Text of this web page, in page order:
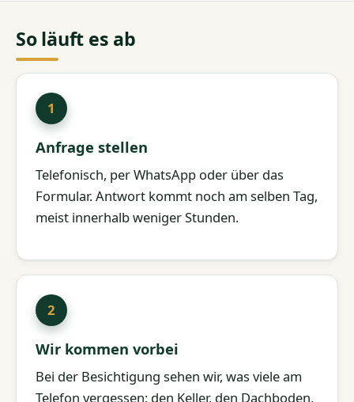
So läuft es ab
Anfrage stellen
Telefonisch, per WhatsApp oder über das
Formular. Antwort kommt noch am selben Tag,
meist innerhalb weniger Stunden.
Wir kommen vorbei
Bei der Besichtigung sehen wir, was viele am
Telefon vergessen: den Keller, den Dachboden,